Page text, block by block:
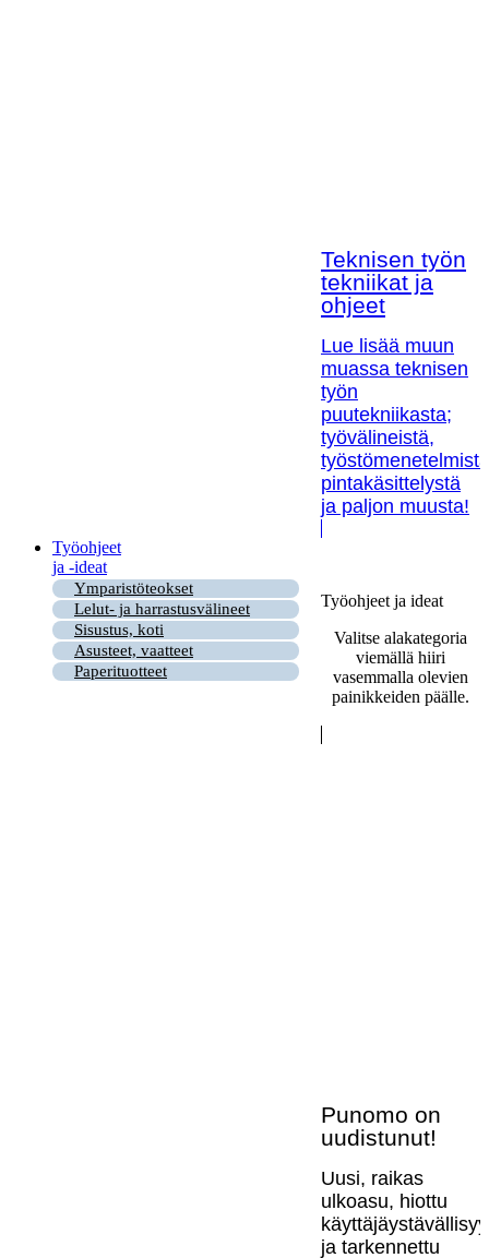
Teknisen työn
tekniikat ja
ohjeet
Lue lisää muun
muassa teknisen
työn
puutekniikasta;
työvälineistä,
pintakäsittelystä
ja paljon muusta!
Työohjeet
ja -ideat
Ymparistöteokset
Lelut- ja harrastusvälineet
Sisustus, koti
Asusteet, vaatteet
Paperituotteet
Työohjeet ja ideat
Valitse alakategoria
viemällä hiiri
vasemmalla olevien
painikkeiden päälle.
Punomo on
uudistunut!
Uusi, raikas
ulkoasu, hiottu
ja tarkennettu